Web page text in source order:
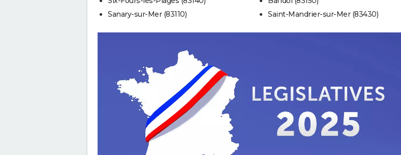
Sanary-sur-Mer (83110)
Saint-Mandrier-sur-Mer (83430)